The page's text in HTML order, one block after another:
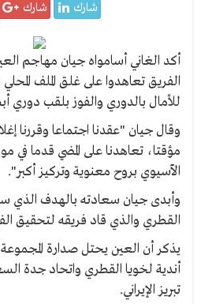
شارك شارك
أكد الغاني أسامواه جيان مهاجم
الفريق تعاهدوا على غلق الملف المحلي
للأمال بالدوري والفوز بلقب دوري
وقال جيان "عقدنا اجتماعا وقررنا
مؤقتا، تعاهدنا على المضي قدما في
الآسيوي بروح معنوية وتركيز أكبر".
وأبدى جيان سعادته بالهدف الذي
القطري والذي قاد فريقه لتحقيق
يذكر أن العين يحتل صدارة المجموعة
أندية لخويا القطري واتحاد جدة
تبريز الإيراني.